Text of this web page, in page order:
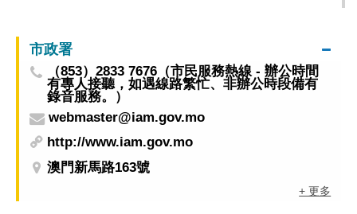
市政署
（853）2833 7676（市民服務熱線 - 辦公時間
有專人接聽，如遇線路繁忙、非辦公時段備有
錄音服務。）
webmaster@iam.gov.mo
http://www.iam.gov.mo
澳門新馬路163號
+ 更多